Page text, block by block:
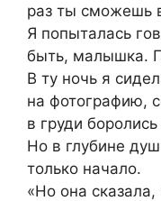
раз ты сможешь
Я попыталась
быть, малышка.
В ту ночь я
на фотографию,
в груди
Но в глубине
только начало.
«Но она